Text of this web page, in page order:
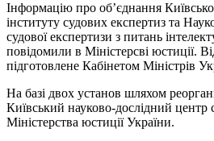
Інформацію про об’єднання
інституту судових експертиз та
судової експертизи з питань
повідомили в Міністерсві юстиції.
підготовлене Кабінетом Міністрів
На базі двох установ шляхом
Київський науково-дослідний центр
Міністерства юстиції України.